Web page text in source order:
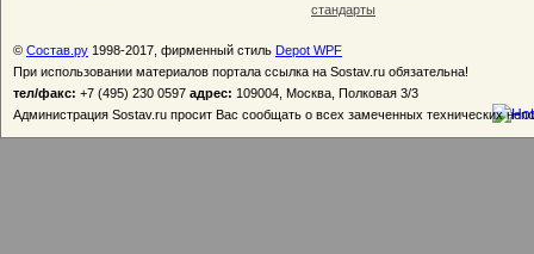
стандарты
© Состав.ру 1998-2017, фирменный стиль Depot WPF
При использовании материалов портала ссылка на Sostav.ru обязательна!
тел/факс: +7 (495) 230 0597 адрес: 109004, Москва, Полковая 3/3
Администрация Sostav.ru просит Вас сообщать о всех замеченных технических